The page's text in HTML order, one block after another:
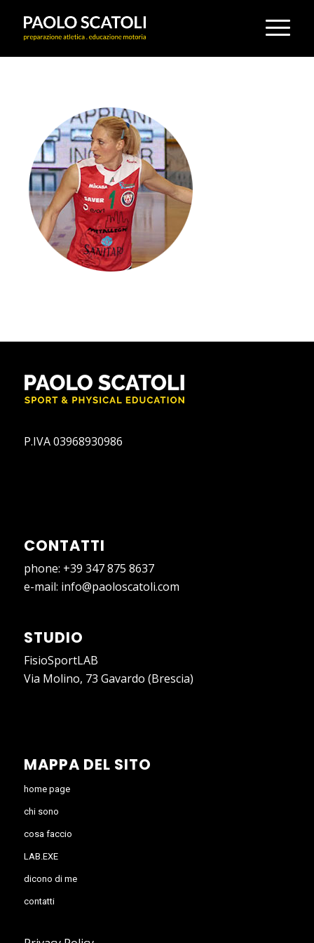
P.IVA 03968930986
CONTATTI
phone: +39 347 875 8637
e-mail: info@paoloscatoli.com
STUDIO
FisioSportLAB
Via Molino, 73 Gavardo (Brescia)
MAPPA DEL SITO
home page
chi sono
cosa faccio
LAB.EXE
dicono di me
contatti